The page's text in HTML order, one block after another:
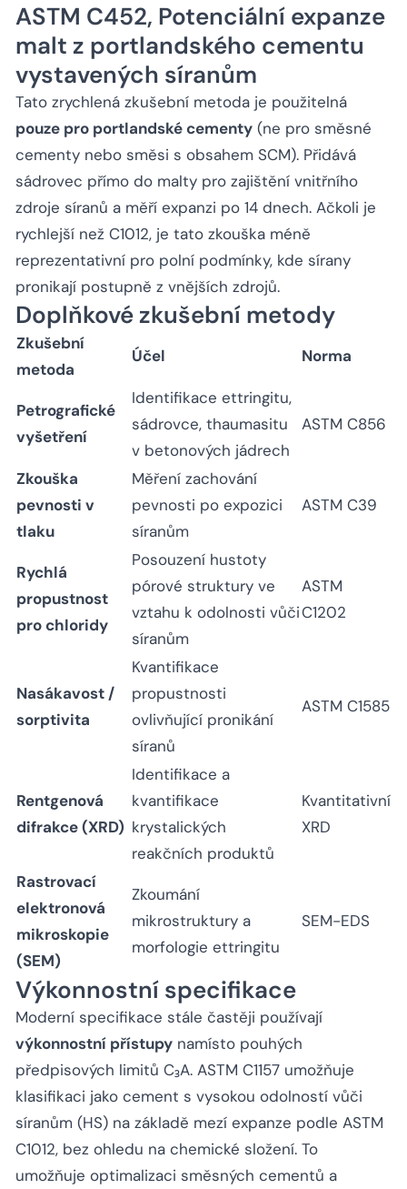
ASTM C452, Potenciální expanze
malt z portlandského cementu
vystavených síranům
Tato zrychlená zkušební metoda je použitelná
pouze pro portlandské cementy (ne pro směsné
cementy nebo směsi s obsahem SCM). Přidává
sádrovec přímo do malty pro zajištění vnitřního
zdroje síranů a měří expanzi po 14 dnech. Ačkoli je
rychlejší než C1012, je tato zkouška méně
reprezentativní pro polní podmínky, kde sírany
pronikají postupně z vnějších zdrojů.
Doplňkové zkušební metody
Zkušební
metoda
Účel Norma
Petrografické
vyšetření
Identifikace ettringitu,
sádrovce, thaumasitu
v betonových jádrech
ASTM C856
Zkouška
pevnosti v
tlaku
Měření zachování
pevnosti po expozici
síranům
ASTM C39
Rychlá
propustnost
pro chloridy
Posouzení hustoty
pórové struktury ve
vztahu k odolnosti vůči
síranům
ASTM
C1202
Nasákavost /
sorptivita
Kvantifikace
propustnosti
ovlivňující pronikání
síranů
ASTM C1585
Rentgenová
difrakce (XRD)
Identifikace a
kvantifikace
krystalických
reakčních produktů
Kvantitativní
XRD
Rastrovací
elektronová
mikroskopie
(SEM)
Zkoumání
mikrostruktury a
morfologie ettringitu
SEM-EDS
Výkonnostní specifikace
Moderní specifikace stále častěji používají
výkonnostní přístupy namísto pouhých
předpisových limitů C₃A. ASTM C1157 umožňuje
klasifikaci jako cement s vysokou odolností vůči
síranům (HS) na základě mezí expanze podle ASTM
C1012, bez ohledu na chemické složení. To
umožňuje optimalizaci směsných cementů a